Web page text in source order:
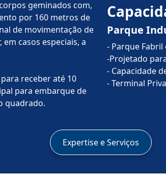
geminados com,
por 160 metros de
de movimentação de
casos especiais, a
receber até 10
para embarque de
quadrado.
Parque
- Parque
-Projetado
- Capacidade
- Terminal
Expertise e Serviços